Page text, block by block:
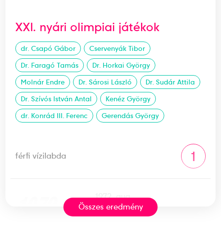
XXI. nyári olimpiai játékok
dr. Csapó Gábor
Cservenyák Tibor
Dr. Faragó Tamás
Dr. Horkai György
Molnár Endre
Dr. Sárosi László
Dr. Sudár Attila
Dr. Szívós István Antal
Kenéz György
dr. Konrád III. Ferenc
Gerendás György
férfi vízilabda 1
1972. aug.
München
Összes eredmény